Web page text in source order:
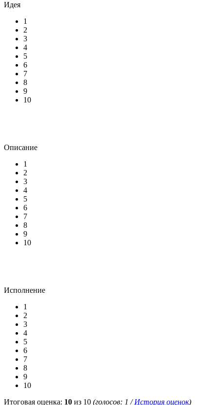
Идея
1
2
3
4
5
6
7
8
9
10
Описание
1
2
3
4
5
6
7
8
9
10
Исполнение
1
2
3
4
5
6
7
8
9
10
Итоговая оценка: 10 из 10 (голосов: 1 /История оценок)